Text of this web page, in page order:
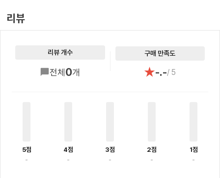
리뷰
리뷰 개수
전체 0개
구매 만족도
★-.-/ 5
5점
-
4점
-
3점
-
2점
-
1점
-